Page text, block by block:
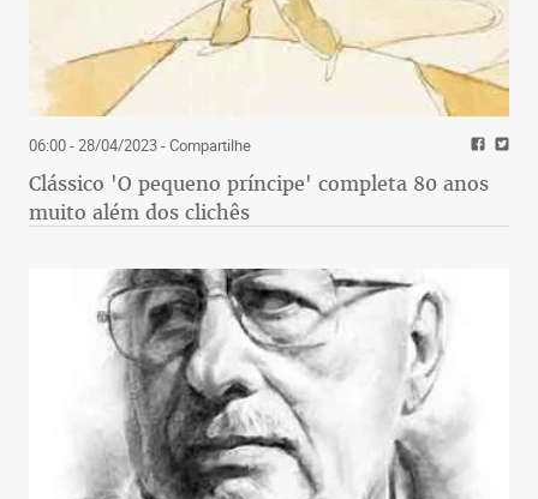
06:00 - 28/04/2023- Compartilhe
Clássico 'O pequeno príncipe' completa 80 anos
muito além dos clichês